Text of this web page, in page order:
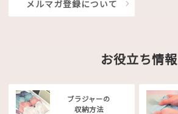
メルマガ登録について
お役立ち情報
ブラジャーの
収納方法